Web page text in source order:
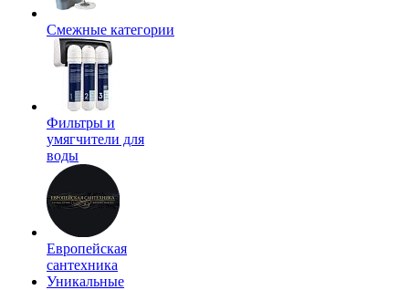
Смежные категории
Фильтры и
умягчители для
воды
Европейская
сантехника
Уникальные